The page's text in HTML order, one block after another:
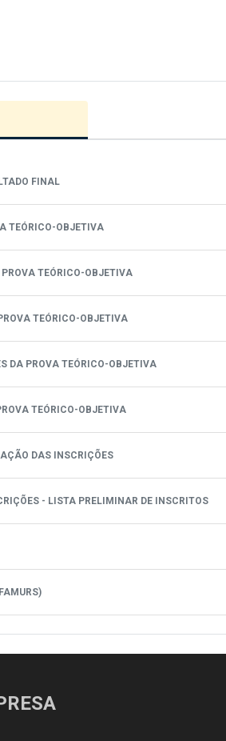
FINAL
TEÓRICO-OBJETIVA
TEÓRICO-OBJETIVA
TEÓRICO-OBJETIVA
DA PROVA TEÓRICO-OBJETIVA
TEÓRICO-OBJETIVA
DAS INSCRIÇÕES
- LISTA PRELIMINAR DE INSCRITOS